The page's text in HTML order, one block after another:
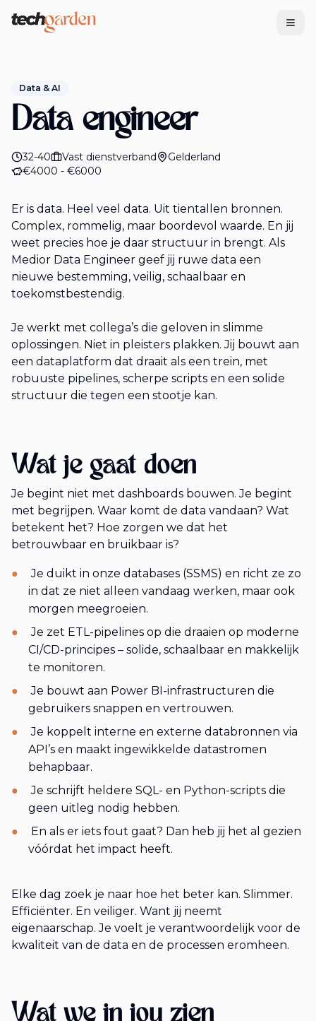
Tech Garden
Data & AI
Data engineer
32-40 Vast dienstverband
Gelderland
€4000 - €6000
Er is data. Heel veel data. Uit tientallen bronnen.
Complex, rommelig, maar boordevol waarde. En jij
weet precies hoe je daar structuur in brengt. Als
Medior Data Engineer geef jij ruwe data een
nieuwe bestemming, veilig, schaalbaar en
toekomstbestendig.
Je werkt met collega’s die geloven in slimme
oplossingen. Niet in pleisters plakken. Jij bouwt aan
een dataplatform dat draait als een trein, met
robuuste pipelines, scherpe scripts en een solide
structuur die tegen een stootje kan.
Wat je gaat doen
Je begint niet met dashboards bouwen. Je begint
met begrijpen. Waar komt de data vandaan? Wat
betekent het? Hoe zorgen we dat het
betrouwbaar en bruikbaar is?
Je duikt in onze databases (SSMS) en richt ze zo
in dat ze niet alleen vandaag werken, maar ook
morgen meegroeien.
Je zet ETL-pipelines op die draaien op moderne
CI/CD-principes – solide, schaalbaar en makkelijk
te monitoren.
Je bouwt aan Power BI-infrastructuren die
gebruikers snappen en vertrouwen.
Je koppelt interne en externe databronnen via
API’s en maakt ingewikkelde datastromen
behapbaar.
Je schrijft heldere SQL- en Python-scripts die
geen uitleg nodig hebben.
En als er iets fout gaat? Dan heb jij het al gezien
vóórdat het impact heeft.
Elke dag zoek je naar hoe het beter kan. Slimmer.
Efficiënter. En veiliger. Want jij neemt
eigenaarschap. Je voelt je verantwoordelijk voor de
kwaliteit van de data en de processen eromheen.
Wat we in jou zien